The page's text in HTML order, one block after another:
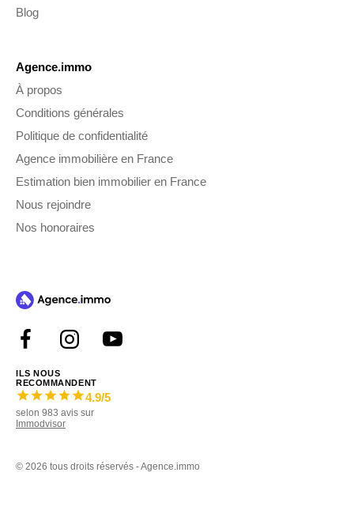
Blog
Agence.immo
À propos
Conditions générales
Politique de confidentialité
Agence immobilière en France
Estimation bien immobilier en France
Nous rejoindre
Nos honoraires
ILS NOUS
RECOMMANDENT
4.9/5
selon 983 avis sur
Immodvisor
© 2026 tous droits réservés - Agence.immo